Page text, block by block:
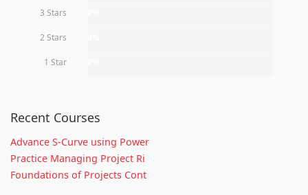
3 Stars
2 Stars
1 Star
Recent Courses
Advance S-Curve using Power
Practice Managing Project Ri
Foundations of Projects Cont